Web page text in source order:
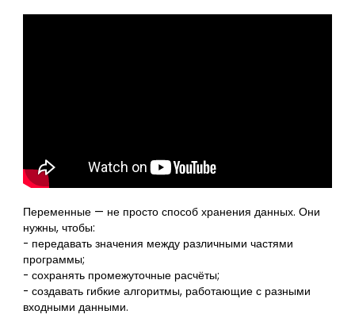
Переменные — не просто способ хранения данных. Они
нужны, чтобы:
- передавать значения между различными частями
программы;
- сохранять промежуточные расчёты;
- создавать гибкие алгоритмы, работающие с разными
входными данными.